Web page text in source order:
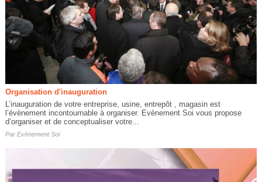
Organisation d'inauguration
L’inauguration de votre entreprise, usine, entrepôt , magasin est
l’évènement incontournable à organiser. Evènement Soi vous propose
d’organiser et de conceptualiser votre...
Par Evènement Soi